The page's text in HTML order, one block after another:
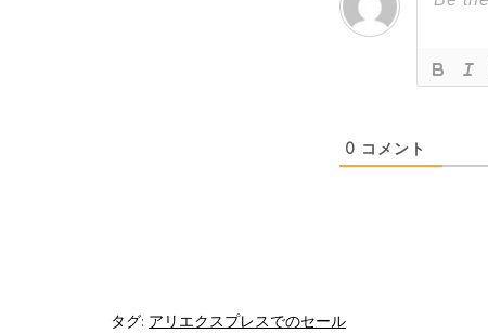
0 コメント
タグ: アリエクスプレスでのセール